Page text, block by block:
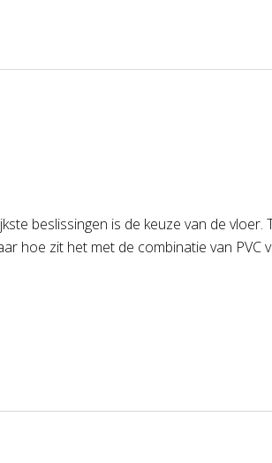
beslissingen is de keuze van de
hoe zit het met de combinatie van PVC